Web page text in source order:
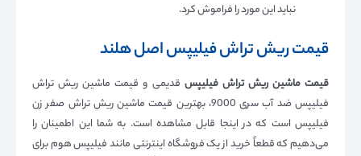
نباید این مورد را فراموش کرد.
قیمت ریش تراش فیلیپس اصل هلند
قیمت ماشین ریش تراش فیلیپس قدیمی و قیمت ماشین ریش تراش
فیلیپس ضد آب سری 9000، بهترین قیمت ماشین ریش تراش صفر زن
فیلیپس است که در اینجا قابل مشاهده است. به شما این اطمینان را
می‌دهیم که قطعاً خرید از یک فروشگاه اینترنتی مانند فیلیپس هوم برای